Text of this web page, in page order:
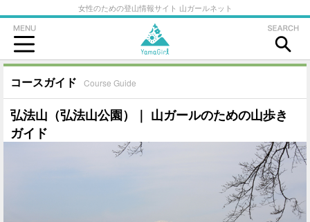
女性のための登山情報サイト 山ガールネット
コースガイド Course Guide
弘法山（弘法山公園）｜ 山ガールのための山歩き
ガイド